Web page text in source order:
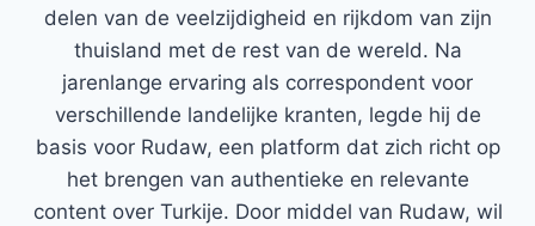
delen van de veelzijdigheid en rijkdom van zijn
thuisland met de rest van de wereld. Na
jarenlange ervaring als correspondent voor
verschillende landelijke kranten, legde hij de
basis voor Rudaw, een platform dat zich richt op
het brengen van authentieke en relevante
content over Turkije. Door middel van Rudaw, wil